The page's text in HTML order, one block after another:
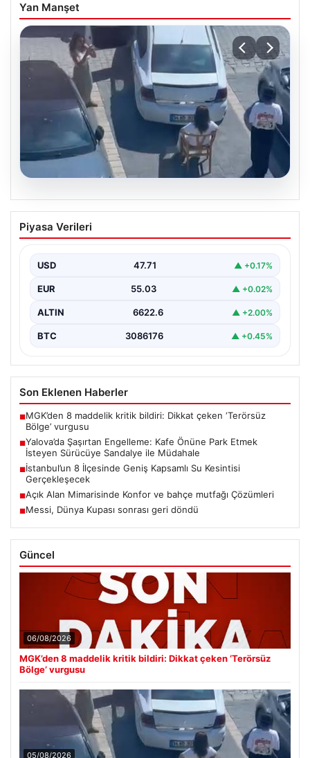
Yan Manşet
05.08.2026
Yalova’da Şaşırtan Engelleme: Kafe
Önüne Park Etmek İsteyen Sürücüye
Yalova'da yaşanan sıra dışı bir olay, gündeme damgasını
Piyasa Verileri
USD 47.71 ▲ +0.17%
EUR 55.03 ▲ +0.02%
ALTIN 6622.6 ▲ +2.00%
BTC 3086176 ▲ +0.45%
Son Eklenen Haberler
■MGK’den 8 maddelik kritik bildiri: Dikkat çeken ‘Terörsüz
Bölge’ vurgusu
■Yalova’da Şaşırtan Engelleme: Kafe Önüne Park Etmek
İsteyen Sürücüye Sandalye ile Müdahale
■İstanbul’un 8 İlçesinde Geniş Kapsamlı Su Kesintisi
Gerçekleşecek
■Açık Alan Mimarisinde Konfor ve bahçe mutfağı Çözümleri
■Messi, Dünya Kupası sonrası geri döndü
Güncel
06/08/2026
MGK’den 8 maddelik kritik bildiri: Dikkat çeken ‘Terörsüz
Bölge’ vurgusu
05/08/2026